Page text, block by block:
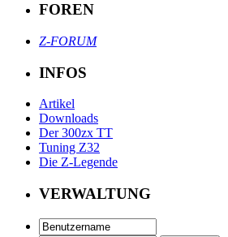
FOREN
Z-FORUM
INFOS
Artikel
Downloads
Der 300zx TT
Tuning Z32
Die Z-Legende
VERWALTUNG